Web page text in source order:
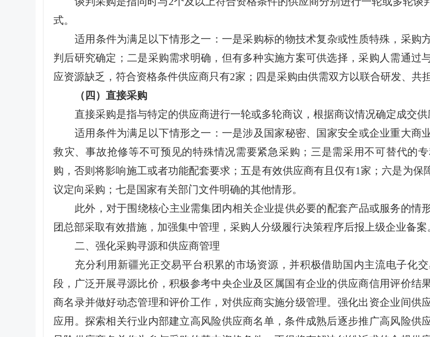
式。
适用条件为满足以下情形之一：一是采购标的物技术复杂或性质特殊，采购
判后研究确定；二是采购需求明确，但有多种实施方案可供选择，采购人需通过
应资源缺乏，符合资格条件供应商只有2家；四是采购由供需双方以联合研发、共
（四） 直接采购
直接采购是指与特定的供应商进行一轮或多轮商议，根据商议情况确定成交供
适用条件为满足以下情形之一：一是涉及国家秘密、国家安全或企业重大商
救灾、事故抢修等不可预见的特殊情况需要紧急采购；三是需采用不可替代的
购，否则将影响施工或者功能配套要求；五是有效供应商有且仅有1家；六是为
议定向采购；七是国家有关部门文件明确的其他情形。
此外，对于围绕核心主业需集团内相关企业提供必要的配套产品或服务的情
团总部采取有效措施，加强集中管理，采购人分级履行决策程序后报上级企业备案
二、强化采购寻源和供应商管理
充分利用新疆光正交易平台积累的市场资源，并积极借助国内主流电子化
段，广泛开展寻源比价，积极参考中央企业及区属国有企业的供应商信用评价结
商名录并做好动态管理和评价工作，对供应商实施分级管理。强化出资企业间供
应用。探索相关行业内部建立高风险供应商名单，条件成熟后逐步推广高风险供